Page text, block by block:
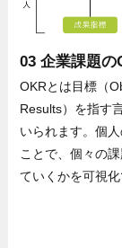
03 企業課題の
OKRとは目標（
Results）を指す
いられます。個
ことで、個々の
ていくかを可視